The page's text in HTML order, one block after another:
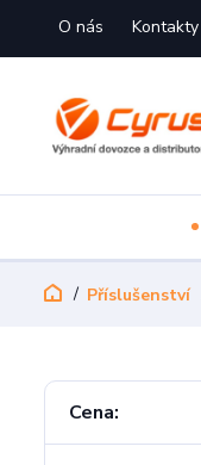
O nás Kontakty
Příslušenství
Cena: